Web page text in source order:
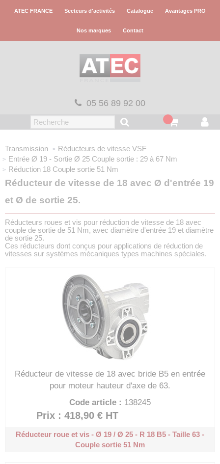
ATEC FRANCE Secteurs d'activités Catalogue Avantages PRO
Nos marques Contact
05 56 89 92 00
Transmission
Réducteurs de vitesse VSF
Entrée Ø 19 - Sortie Ø 25 Couple sortie : 29 à 67 Nm
Réduction 18 Couple sortie 51 Nm
Réducteur de vitesse de 18 avec Ø d'entrée 19
et Ø de sortie 25.
Réducteurs roues et vis pour réduction de vitesse de 18 avec
couple de sortie de 51 Nm, avec diamètre d'entrée 19 et diamètre
de sortie 25.
Ces réducteurs dont conçus pour applications de réduction de
vitesses sur systèmes mécaniques types machines spéciales.
Réducteur de vitesse de 18 avec bride B5 en entrée
pour moteur hauteur d'axe de 63.
Code article : 138245
Prix : 418,90 € HT
Réducteur roue et vis - Ø 19 / Ø 25 - R 18 B5 - Taille 63 -
Couple sortie 51 Nm